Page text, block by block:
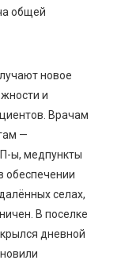
общей
новое
и
Врачам
—
ы, медпункты
обеспечении
селах,
В поселке
дневной